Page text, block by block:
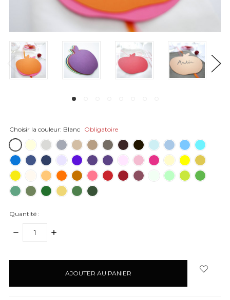
Choisir la couleur: Blanc Obligatoire
Quantité :
DIMINUER
AUGMENTER